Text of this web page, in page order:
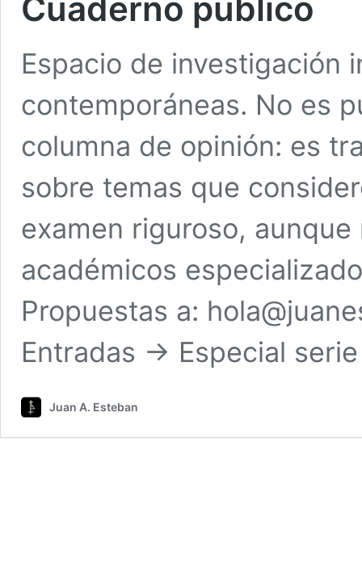
Cuaderno público
Espacio de investigación
contemporáneas. No es
columna de opinión: es
sobre temas que
examen riguroso,
académicos
Propuestas a:
Entradas -> Especial
Juan A. Esteban